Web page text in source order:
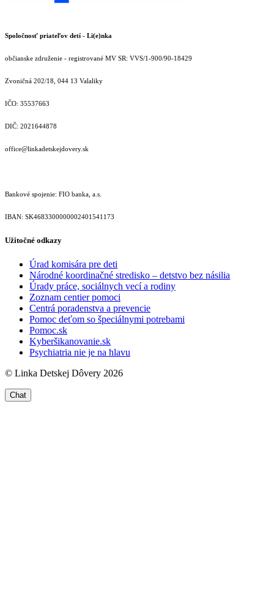
Spoločnosť priateľov detí - Li(e)nka
občianske združenie - registrované MV SR: VVS/1-900/90-18429
Zvoničná 202/18, 044 13 Valaliky
IČO: 35537663
DIČ: 2021644878
office@linkadetskejdovery.sk
Bankové spojenie: FIO banka, a.s.
IBAN: SK46833000000­02401541173
Užitočné odkazy
Úrad komisára pre deti
Národné koordinačné stredisko – detstvo bez násilia
Úrady práce, sociálnych vecí a rodiny
Zoznam centier pomoci
Centrá poradenstva a prevencie
Pomoc deťom so špeciálnymi potrebami
Pomoc.sk
Kyberšikanovanie.sk
Psychiatria nie je na hlavu
© Linka Detskej Dôvery 2026